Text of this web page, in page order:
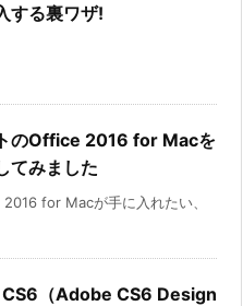
する裏ワザ!
のOffice 2016 for Macを
てみました
for Macが手に入れたい、
（Adobe CS6 Design